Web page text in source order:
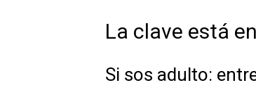
La clave está
Si sos adulto: